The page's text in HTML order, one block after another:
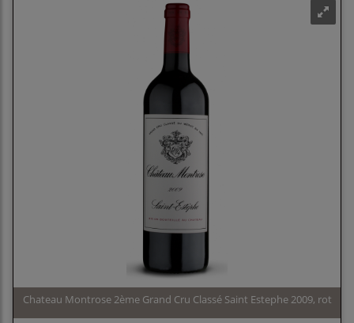
Chateau Montrose 2ème Grand Cru Classé Saint Estephe 2009, rot